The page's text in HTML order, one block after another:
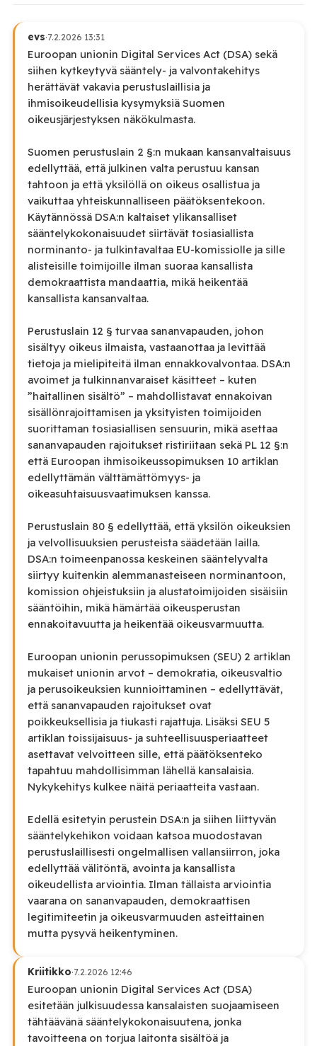
evs·7.2.2026 13:31
Euroopan unionin Digital Services Act (DSA) sekä
siihen kytkeytyvä sääntely- ja valvontakehitys
herättävät vakavia perustuslaillisia ja
ihmisoikeudellisia kysymyksiä Suomen
oikeusjärjestyksen näkökulmasta.
Suomen perustuslain 2 §:n mukaan kansanvaltaisuus
edellyttää, että julkinen valta perustuu kansan
tahtoon ja että yksilöllä on oikeus osallistua ja
vaikuttaa yhteiskunnalliseen päätöksentekoon.
Käytännössä DSA:n kaltaiset ylikansalliset
sääntelykokonaisuudet siirtävät tosiasiallista
norminanto- ja tulkintavaltaa EU-komissiolle ja sille
alisteisille toimijoille ilman suoraa kansallista
demokraattista mandaattia, mikä heikentää
kansallista kansanvaltaa.
Perustuslain 12 § turvaa sananvapauden, johon
sisältyy oikeus ilmaista, vastaanottaa ja levittää
tietoja ja mielipiteitä ilman ennakkovalvontaa. DSA:n
avoimet ja tulkinnanvaraiset käsitteet – kuten
”haitallinen sisältö” – mahdollistavat ennakoivan
sisällönrajoittamisen ja yksityisten toimijoiden
suorittaman tosiasiallisen sensuurin, mikä asettaa
sananvapauden rajoitukset ristiriitaan sekä PL 12 §:n
että Euroopan ihmisoikeussopimuksen 10 artiklan
edellyttämän välttämättömyys- ja
oikeasuhtaisuusvaatimuksen kanssa.
Perustuslain 80 § edellyttää, että yksilön oikeuksien
ja velvollisuuksien perusteista säädetään lailla.
DSA:n toimeenpanossa keskeinen sääntelyvalta
siirtyy kuitenkin alemmanasteiseen norminantoon,
komission ohjeistuksiin ja alustatoimijoiden sisäisiin
sääntöihin, mikä hämärtää oikeusperustan
ennakoitavuutta ja heikentää oikeusvarmuutta.
Euroopan unionin perussopimuksen (SEU) 2 artiklan
mukaiset unionin arvot – demokratia, oikeusvaltio
ja perusoikeuksien kunnioittaminen – edellyttävät,
että sananvapauden rajoitukset ovat
poikkeuksellisia ja tiukasti rajattuja. Lisäksi SEU 5
artiklan toissijaisuus- ja suhteellisuusperiaatteet
asettavat velvoitteen sille, että päätöksenteko
tapahtuu mahdollisimman lähellä kansalaisia.
Nykykehitys kulkee näitä periaatteita vastaan.
Edellä esitetyin perustein DSA:n ja siihen liittyvän
sääntelykehikon voidaan katsoa muodostavan
perustuslaillisesti ongelmallisen vallansiirron, joka
edellyttää välitöntä, avointa ja kansallista
oikeudellista arviointia. Ilman tällaista arviointia
vaarana on sananvapauden, demokraattisen
legitimiteetin ja oikeusvarmuuden asteittainen
mutta pysyvä heikentyminen.
Kriitikko·7.2.2026 12:46
Euroopan unionin Digital Services Act (DSA)
esitetään julkisuudessa kansalaisten suojaamiseen
tähtäävänä sääntelykokonaisuutena, jonka
tavoitteena on torjua laitonta sisältöä ja